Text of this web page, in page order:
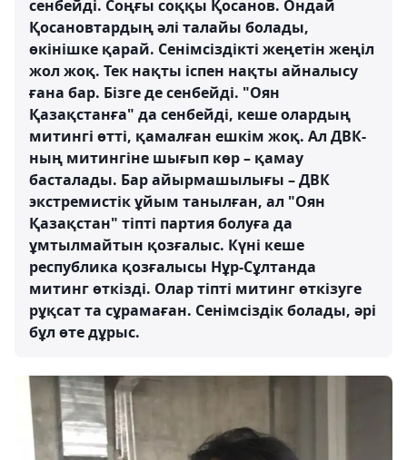
сенбейді. Соңғы соққы Қосанов. Ондай
Қосановтардың әлі талайы болады,
өкінішке қарай. Сенімсіздікті жеңетін жеңіл
жол жоқ. Тек нақты іспен нақты айналысу
ғана бар. Бізге де сенбейді. "Оян
Қазақстанға" да сенбейді, кеше олардың
митингі өтті, қамалған ешкім жоқ. Ал ДВК-
ның митингіне шығып көр – қамау
басталады. Бар айырмашылығы – ДВК
экстремистік ұйым танылған, ал "Оян
Қазақстан" тіпті партия болуға да
ұмтылмайтын қозғалыс. Күні кеше
республика қозғалысы Нұр-Сұлтанда
митинг өткізді. Олар тіпті митинг өткізуге
рұқсат та сұрамаған. Сенімсіздік болады, әрі
бұл өте дұрыс.